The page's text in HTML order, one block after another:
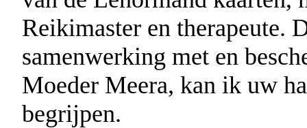
Reikimaster en therapeute.
samenwerking met en
Moeder Meera, kan ik uw
begrijpen.